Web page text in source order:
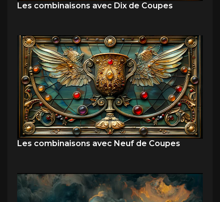
Les combinaisons avec Dix de Coupes
Les combinaisons avec Neuf de Coupes